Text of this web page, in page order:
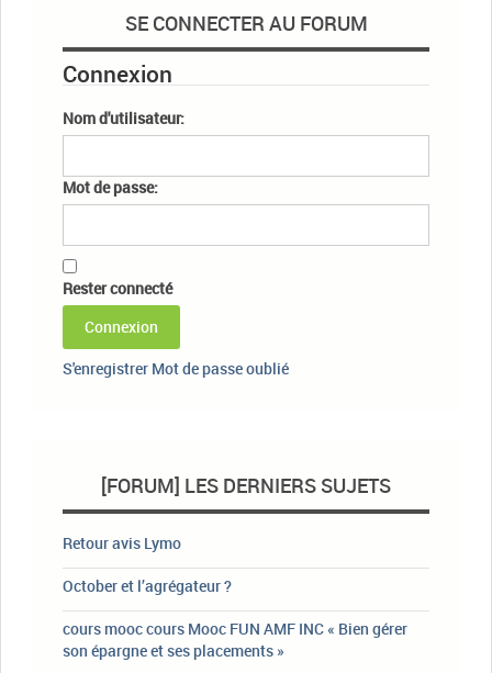
SE CONNECTER AU FORUM
Connexion
Nom d'utilisateur:
Mot de passe:
Rester connecté
Connexion
S'enregistrer Mot de passe oublié
[FORUM] LES DERNIERS SUJETS
Retour avis Lymo
October et l’agrégateur ?
cours mooc cours Mooc FUN AMF INC « Bien gérer
son épargne et ses placements »